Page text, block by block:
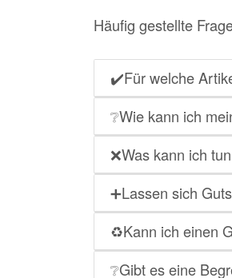
Häufig gestellte
✔️Für welche
❔Wie kann ich
❌Was kann ich
➕Lassen sich
♻️Kann ich einen
❔Gibt es eine